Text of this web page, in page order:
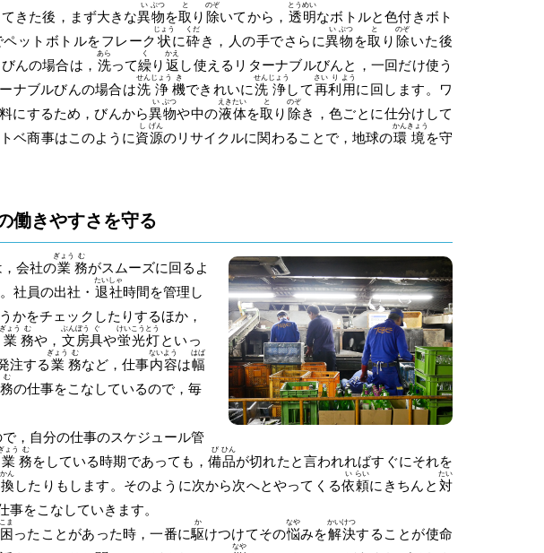
てきた後，まず大きな異
い
物
ぶつ
を取
と
り 除
のぞ
いてから， 透
とう
明
めい
なボトルと色付きボト
ペットボトルをフレーク 状
じょう
に砕
くだ
き，人の手でさらに異
い
物
ぶつ
を取
と
り 除
のぞ
いた後
んの場合は， 洗
あら
って繰
く
り 返
かえ
し使えるリターナブルびんと，一回だけ使う
ナブルびんの場合は洗
せん
浄
じょう
機
き
できれいに洗
せん
浄
じょう
して再
さい
利
り
用
よう
に回します。ワ
にするため，びんから異
い
物
ぶつ
や中の液
えき
体
たい
を取
と
り 除
のぞ
き，色ごとに仕分けして
ベ商事はこのように資
し
源
げん
のリサイクルに関わることで，地球の環
かん
境
きょう
を守
働きやすさを守る
会社の業
ぎょう
務
む
がスムーズに回るよ
社員の出社・ 退
たい
社
しゃ
時間を管理し
かをチェックしたりするほか，
業
ぎょう
務
む
や， 文
ぶん
房
ぼう
具
ぐ
や蛍
けい
光
こう
灯
とう
といっ
注する業
ぎょう
務
む
など，仕事内
ない
容
よう
は幅
はば
務
む
の仕事をこなしているので，毎
，自分の仕事のスケジュール管
業
ょう
務
む
をしている時期であっても， 備
び
品
ひん
が切れたと言われればすぐにそれを
換
かん
したりもします。そのように次から次へとやってくる依
い
頼
らい
にきちんと 対
たい
事をこなしていきます。
困
こま
ったことがあった時，一番に駆
か
けつけてその悩
なや
みを解
かい
決
けつ
することが使命
なや